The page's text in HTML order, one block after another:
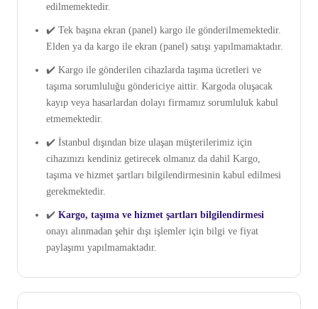
edilmemektedir.
✔️ Tek başına ekran (panel) kargo ile gönderilmemektedir.
Elden ya da kargo ile ekran (panel) satışı yapılmamaktadır.
✔️ Kargo ile gönderilen cihazlarda taşıma ücretleri ve
taşıma sorumluluğu göndericiye aittir. Kargoda oluşacak
kayıp veya hasarlardan dolayı firmamız sorumluluk kabul
etmemektedir.
✔️ İstanbul dışından bize ulaşan müşterilerimiz için
cihazınızı kendiniz getirecek olmanız da dahil Kargo,
taşıma ve hizmet şartları bilgilendirmesinin kabul edilmesi
gerekmektedir.
✔️ Kargo, taşıma ve hizmet şartları bilgilendirmesi
onayı alınmadan şehir dışı işlemler için bilgi ve fiyat
paylaşımı yapılmamaktadır.